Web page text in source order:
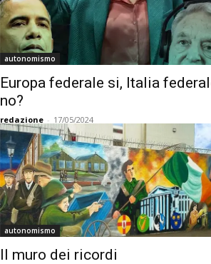
autonomismo
Europa federale si, Italia
no?
redazione - 17/05/2024
autonomismo
Il muro dei ricordi